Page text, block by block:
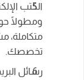
الكتب
ومطولًا
متكاملة،
تخصصك.
رسائل